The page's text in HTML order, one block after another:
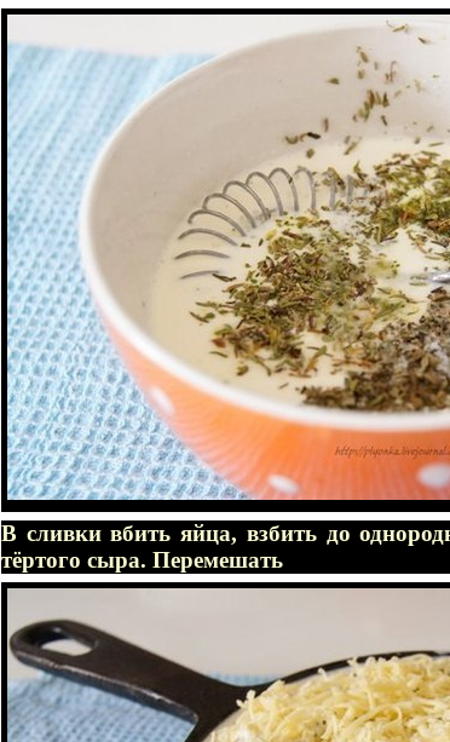
В сливки вбить яйца, взбить до
тёртого сыра. Перемешать